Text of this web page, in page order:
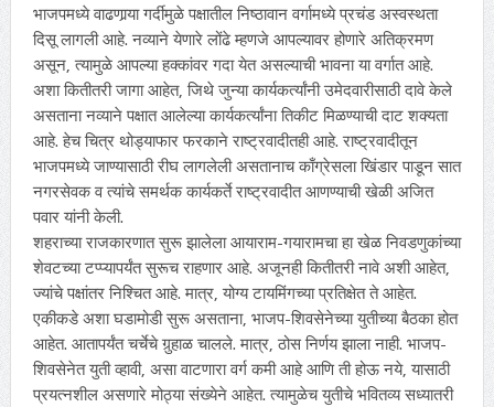
भाजपमध्ये वाढणार्‍या गर्दीमुळे पक्षातील निष्ठावान वर्गामध्ये प्रचंड अस्वस्थता
दिसू लागली आहे. नव्याने येणारे लोंढे म्हणजे आपल्यावर होणारे अतिक्रमण
असून, त्यामुळे आपल्या हक्कांवर गदा येत असल्याची भावना या वर्गात आहे.
अशा कितीतरी जागा आहेत, जिथे जुन्या कार्यकर्त्यांनी उमेदवारीसाठी दावे केले
असताना नव्याने पक्षात आलेल्या कार्यकर्त्यांना तिकीट मिळण्याची दाट शक्यता
आहे. हेच चित्र थोड्याफार फरकाने राष्ट्रवादीतही आहे. राष्ट्रवादीतून
भाजपमध्ये जाण्यासाठी रीघ लागलेली असतानाच काँग्रेसला खिंडार पाडून सात
नगरसेवक व त्यांचे समर्थक कार्यकर्ते राष्ट्रवादीत आणण्याची खेळी अजित
पवार यांनी केली.
शहराच्या राजकारणात सुरू झालेला आयाराम-गयारामचा हा खेळ निवडणुकांच्या
शेवटच्या टप्प्यापर्यंत सुरूच राहणार आहे. अजूनही कितीतरी नावे अशी आहेत,
ज्यांचे पक्षांतर निश्‍चित आहे. मात्र, योग्य टायमिंगच्या प्रतिक्षेत ते आहेत.
एकीकडे अशा घडामोडी सुरू असताना, भाजप-शिवसेनेच्या युतीच्या बैठका होत
आहेत. आतापर्यंत चर्चेचे गुर्‍हाळ चालले. मात्र, ठोस निर्णय झाला नाही. भाजप-
शिवसेनेत युती व्हावी, असा वाटणारा वर्ग कमी आहे आणि ती होऊ नये, यासाठी
प्रयत्नशील असणारे मोठ्या संख्येने आहेत. त्यामुळेच युतीचे भवितव्य सध्यातरी